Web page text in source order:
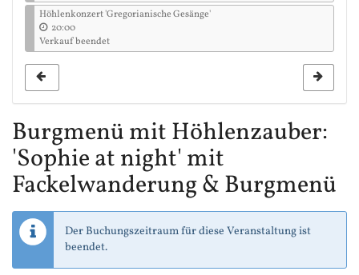
Höhlenkonzert 'Gregorianische Gesänge'
20:00
Verkauf beendet
Burgmenü mit Höhlenzauber:
'Sophie at night' mit
Fackelwanderung & Burgmenü
Der Buchungszeitraum für diese Veranstaltung ist
beendet.